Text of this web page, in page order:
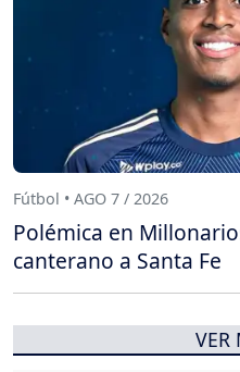
Fútbol • AGO 7 / 2026
Polémica en
canterano a Santa Fe
VER